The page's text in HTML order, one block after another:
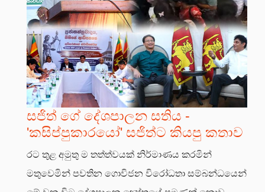
සජිත් ගේ දේශපාලන සතිය -
'කසිප්පුකාරයෝ' සජිත්ට කියපු කතාව
රට තුළ අමුතු ම තත්ත්වයක් නිර්මාණය කරමින්
මතුවෙමින් පවතින ගොවිජන විරෝධතා සම්බන්ධයෙන්